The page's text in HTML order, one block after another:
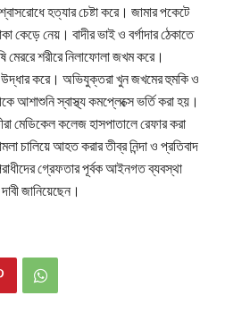
হত্যার চেষ্টা করে। জামার পকেটে
কেড়ে নেয়। বাদীর ভাই ও বর্গাদার ঠেকাতে
মেররে শরীরে নিলাফোলা জখম করে।
উদ্ধার করে। অভিযুক্তরা খুন জখমের হুমকি ও
আশাশুনি স্বাস্থ্য কমপ্লেক্সে ভর্তি করা হয়।
মেডিকেল কলেজ হাসপাতালে রেফার করা
চালিয়ে আহত করার তীব্র নিন্দা ও প্রতিবাদ
গ্রেফতার পূর্বক আইনগত ব্যবস্থা
জানিয়েছেন।